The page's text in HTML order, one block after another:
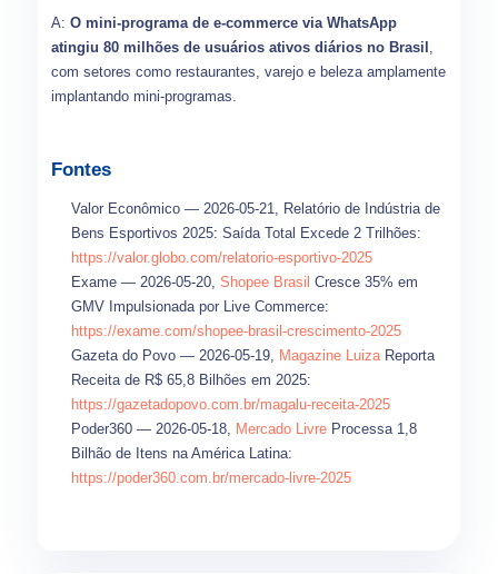
A: O mini-programa de e-commerce via WhatsApp
atingiu 80 milhões de usuários ativos diários no Brasil ,
com setores como restaurantes, varejo e beleza amplamente
implantando mini-programas.
Fontes
Valor Econômico — 2026-05-21, Relatório de Indústria de
Bens Esportivos 2025: Saída Total Excede 2 Trilhões:
https://valor.globo.com/relatorio-esportivo-2025
Exame — 2026-05-20, Shopee Brasil Cresce 35% em
GMV Impulsionada por Live Commerce:
https://exame.com/shopee-brasil-crescimento-2025
Gazeta do Povo — 2026-05-19, Magazine LuizaReporta
Receita de R$ 65,8 Bilhões em 2025:
https://gazetadopovo.com.br/magalu-receita-2025
Poder360 — 2026-05-18, Mercado Livre Processa 1,8
Bilhão de Itens na América Latina:
https://poder360.com.br/mercado-livre-2025